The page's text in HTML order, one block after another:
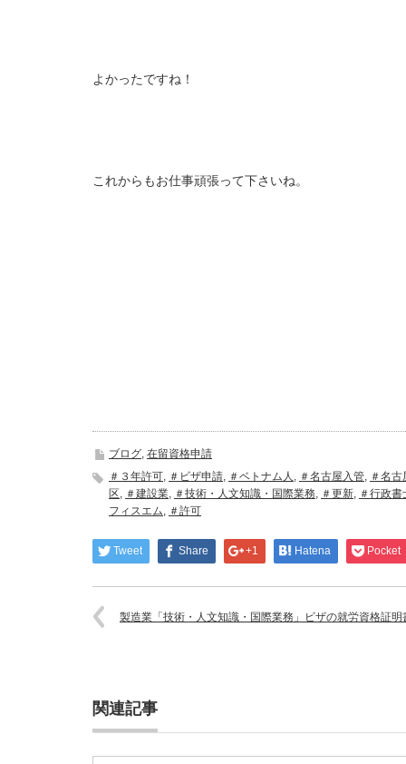
よかったですね！
これからもお仕事頑張って下さいね。
ブログ, 在留資格申請
＃３年許可, ＃ビザ申請, ＃ベトナム人 , ＃名古屋入管, ＃名
区, ＃建設業, ＃技術・人文知識・国際業務, ＃更新, ＃行政
フィスエム, ＃許可
Tweet Share +1 Hatena Pocket
製造業「技術・人文知識・国際業務」ビザの就労資格証明
関連記事